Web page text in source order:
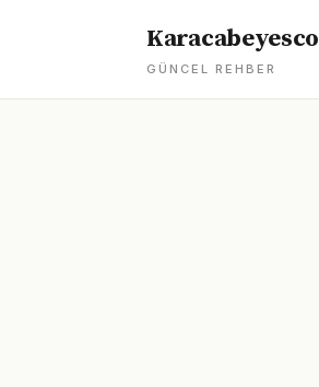
Karacabeyesco
GÜNCEL REHBER